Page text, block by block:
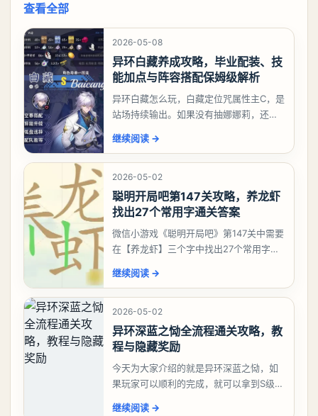
查看全部
2026-05-08
异环白藏养成攻略，毕业配装、技
能加点与阵容搭配保姆级解析
异环白藏怎么玩，白藏定位咒属性主C，是
站场持续输出。如果没有抽娜娜莉，还没
有娜娜莉缺另外一个二队C想打深渊也可以
考虑养个白藏
继续阅读 →
2026-05-02
聪明开局吧第147关攻略，养龙虾
找出27个常用字通关答案
微信小游戏《聪明开局吧》第147关中需要
在【养龙虾】三个字中找出27个常用字，
大、夫、夰、巾、中、虫、下、虾、卜、
囗、吓、卟、
继续阅读 →
2026-05-02
异环深蓝之恸全流程通关攻略，教
程与隐藏奖励
今天为大家介绍的就是异环深蓝之恸，如
果玩家可以顺利的完成，就可以拿到S级弧
继续阅读 →